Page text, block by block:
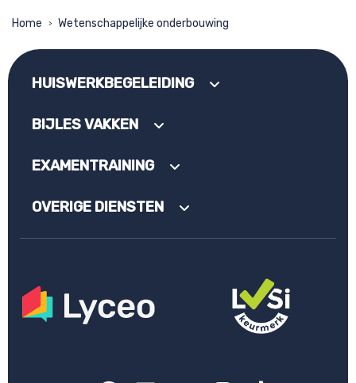
Home > Wetenschappelijke onderbouwing
HUISWERKBEGELEIDING
BIJLES VAKKEN
EXAMENTRAINING
OVERIGE DIENSTEN